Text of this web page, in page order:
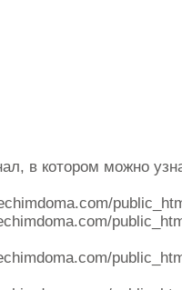
в котором можно